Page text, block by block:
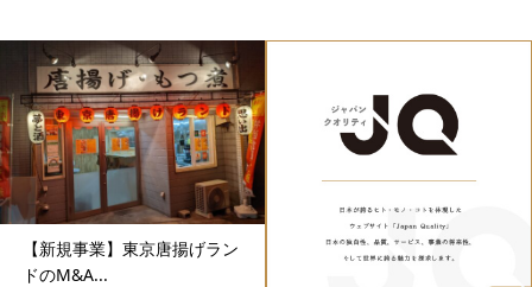
【新規事業】東京唐揚げラン
ドのM&A...